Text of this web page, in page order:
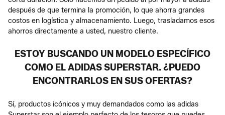
después de que termina la promoción, lo que ahorra grandes
costos en logística y almacenamiento. Luego, trasladamos esos
ahorros directamente a usted, nuestro cliente.
ESTOY BUSCANDO UN MODELO ESPECÍFICO
COMO EL ADIDAS SUPERSTAR. ¿PUEDO
ENCONTRARLOS EN SUS OFERTAS?
Sí, productos icónicos y muy demandados como las adidas